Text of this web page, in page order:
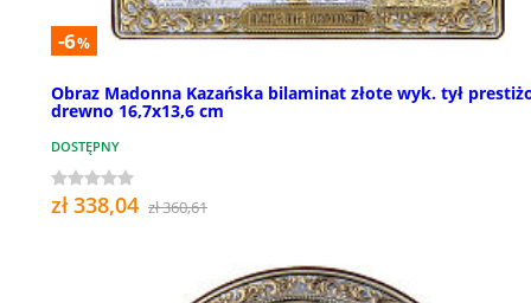
-6%
Obraz Madonna Kazańska bilaminat złote wyk. tył
drewno 16,7x13,6 cm
DOSTĘPNY
zł 338,04 zł 360,61